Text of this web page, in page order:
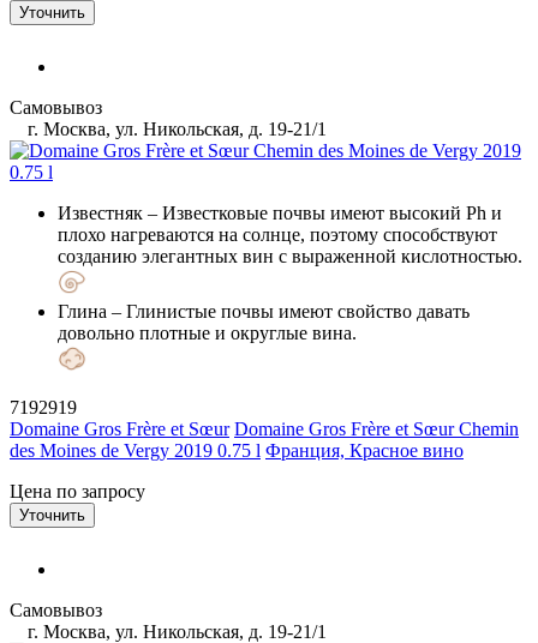
Уточнить
Самовывоз
г. Москва, ул. Никольская, д. 19-21/1
Известняк – Известковые почвы имеют высокий Ph и
плохо нагреваются на солнце, поэтому способствуют
созданию элегантных вин с выраженной кислотностью.
Глина – Глинистые почвы имеют свойство давать
довольно плотные и округлые вина.
7192919
Domaine Gros Frère et Sœur Domaine Gros Frère et Sœur Chemin
des Moines de Vergy 2019 0.75 l Франция, Красное вино
Цена по запросу
Уточнить
Самовывоз
г. Москва, ул. Никольская, д. 19-21/1